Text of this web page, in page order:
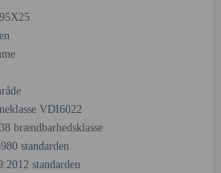
VDI6022
brændbarhedsklasse
standarden
standarden